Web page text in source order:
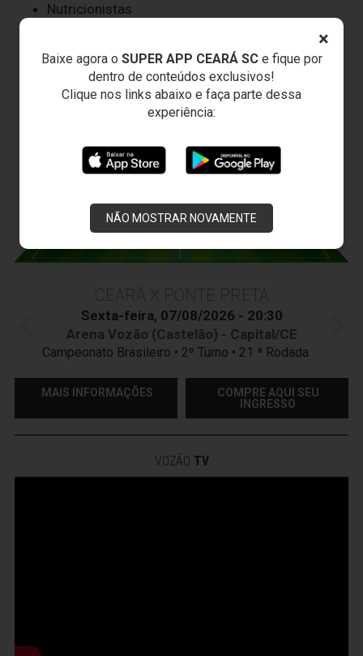
×
Baixe agora o SUPER APP CEARÁ SCe fique por
dentro de conteúdos exclusivos!
Clique nos links abaixo e faça parte dessa
experiência:
NÃO MOSTRAR NOVAMENTE
Nutricionistas
Roupeiros
Massagistas
Auxiliar Operacional
JOGOS DOVOZÃO
CEARÁ X PONTE PRETA
Sexta-feira, 07/08/2026 - 20:30
Arena Vozão (Castelão) - Capital/CE
Campeonato Brasileiro • 2º Turno • 21 ª Rodada
MAIS INFORMAÇÕES
COMPRE AQUI SEU
INGRESSO
VOZÃO TV